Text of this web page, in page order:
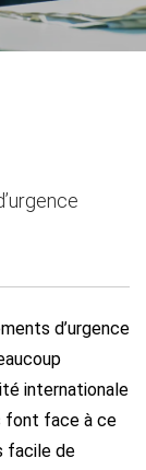
d’urgence
internationale
font face à ce
facile de